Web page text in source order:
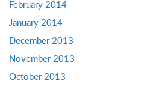
February 2014
January 2014
December 2013
November 2013
October 2013